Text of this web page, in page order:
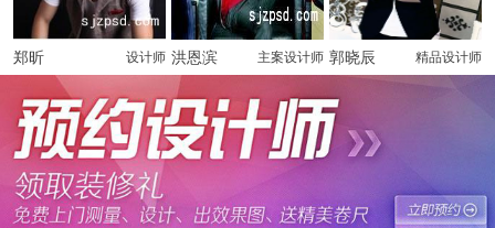
郑昕 设计师 洪恩滨 主案设计师 郭晓辰 精品设计师